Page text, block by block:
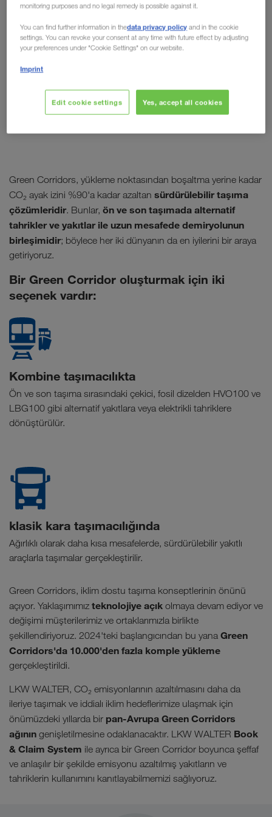
Green Corridors, yükleme noktasından boşaltma yerine kadar
CO₂ ayak izini %90'a kadar azaltan sürdürülebilir taşıma
çözümleridir. Bunlar, ön ve son taşımada alternatif
tahrikler ve yakıtlar ile uzun mesafede demiryolunun
birleşimidir; böylece her iki dünyanın da en iyilerini bir araya
getiriyoruz.
Bir Green Corridor oluşturmak için iki
seçenek vardır:
Kombine taşımacılıkta
Ön ve son taşıma sırasındaki çekici, fosil dizelden HVO100 ve
LBG100 gibi alternatif yakıtlara veya elektrikli tahriklere
dönüştürülür.
klasik kara taşımacılığında
Ağırlıklı olarak daha kısa mesafelerde, sürdürülebilir yakıtlı
araçlarla taşımalar gerçekleştirilir.
Green Corridors, iklim dostu taşıma konseptlerinin önünü
açıyor. Yaklaşımımız teknolojiye açık olmaya devam ediyor ve
değişimi müşterilerimiz ve ortaklarımızla birlikte
şekillendiriyoruz. 2024'teki başlangıcından bu yana Green
Corridors'da 10.000'den fazla komple yükleme
gerçekleştirildi.
LKW WALTER, CO₂ emisyonlarının azaltılmasını daha da
ileriye taşımak ve iddialı iklim hedeflerimize ulaşmak için
önümüzdeki yıllarda bir pan-Avrupa Green Corridors
ağının genişletilmesine odaklanacaktır. LKW WALTER Book
& Claim System ile ayrıca bir Green Corridor boyunca şeffaf
ve anlaşılır bir şekilde emisyonu azaltılmış yakıtların ve
tahriklerin kullanımını kanıtlayabilmemizi sağlıyoruz.
monitoring purposes and no legal remedy is possible against it.
You can find further information in thedata privacy policy and in the cookie
settings. You can revoke your consent at any time with future effect by adjusting
your preferences under "Cookie Settings" on our website.
Imprint
Edit cookie settings Yes, accept all cookies